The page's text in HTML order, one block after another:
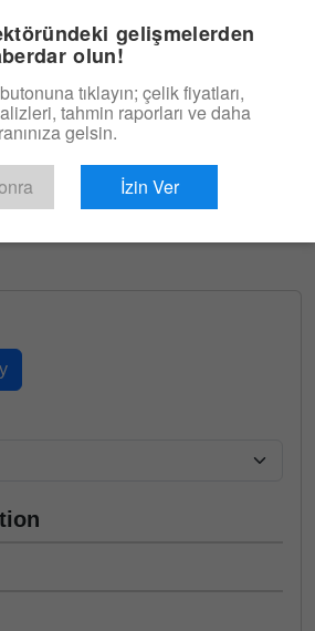
Deneyin
gelişmelerden
olun!
tıklayın; çelik fiyatları,
tahmin raporları ve daha
gelsin.
İzin Ver